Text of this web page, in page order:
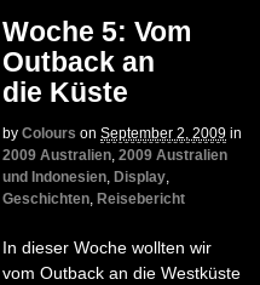
Woche 5: Vom
Outback an
die Küste
by Colours on September 2, 2009 in
2009 Australien, 2009 Australien
und Indonesien, Display,
Geschichten, Reisebericht
In dieser Woche wollten wir
vom Outback an die Westküste